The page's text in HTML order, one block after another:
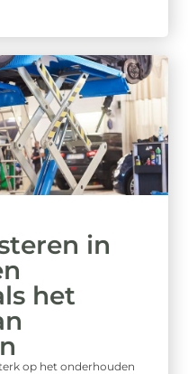
in
het
op het onderhouden